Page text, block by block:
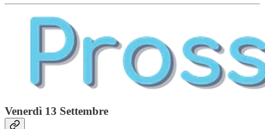
Venerdì 13 Settembre